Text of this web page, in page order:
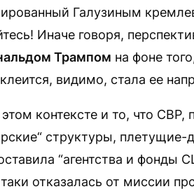
Галузиным
Иначе говоря,
Трампом на фоне
видимо, стала ее
контексте и то, что СВР,
структуры, плетущие-
“агентства и фонды
отказалась от миссии